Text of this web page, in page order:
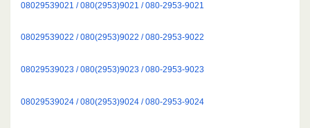
08029539021 / 080(2953)9021 / 080-2953-9021
08029539022 / 080(2953)9022 / 080-2953-9022
08029539023 / 080(2953)9023 / 080-2953-9023
08029539024 / 080(2953)9024 / 080-2953-9024